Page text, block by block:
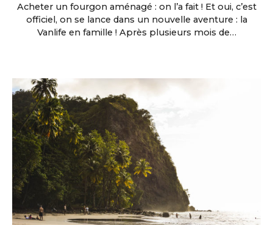
Acheter un fourgon aménagé : on l’a fait ! Et oui, c’est
officiel, on se lance dans un nouvelle aventure : la
Vanlife en famille ! Après plusieurs mois de…